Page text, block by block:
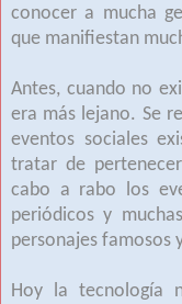
conocer a mucha
que manifiestan
Antes, cuando no
era más lejano. Se
eventos sociales
tratar de
cabo a rabo los
periódicos y
personajes famosos
Hoy la tecnología